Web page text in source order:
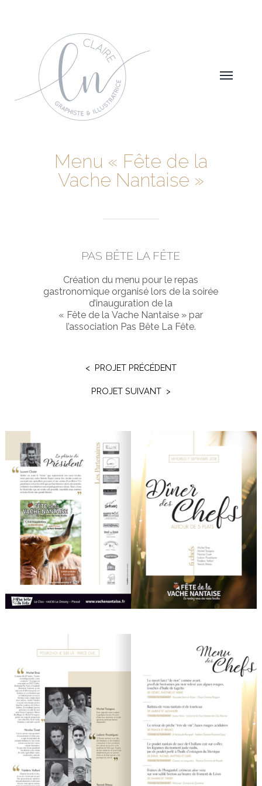
Menu « Fête de la
Vache Nantaise »
PAS BÊTE LA FÊTE
Création du menu pour le repas
gastronomique organisé lors de la soirée
d’inauguration de la
« Fête de la Vache Nantaise » par
l’association Pas Bête La Fête.
< PROJET PRÉCÉDENT
PROJET SUIVANT >